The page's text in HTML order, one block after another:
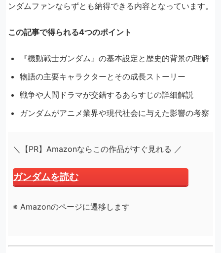
ンダムファンならずとも納得できる内容となっています。
この記事で得られる4つのポイント
『機動戦士ガンダム』の基本設定と歴史的背景の理解
物語の主要キャラクターとその成長ストーリー
戦争や人間ドラマが交錯するあらすじの詳細解説
ガンダムがアニメ業界や現代社会に与えた影響の考察
＼【PR】Amazonならこの作品がすぐ見れる ／
ガンダムを読む
※ Amazonのページに遷移します